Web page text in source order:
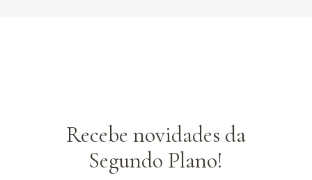
Recebe novidades da
Segundo Plano!